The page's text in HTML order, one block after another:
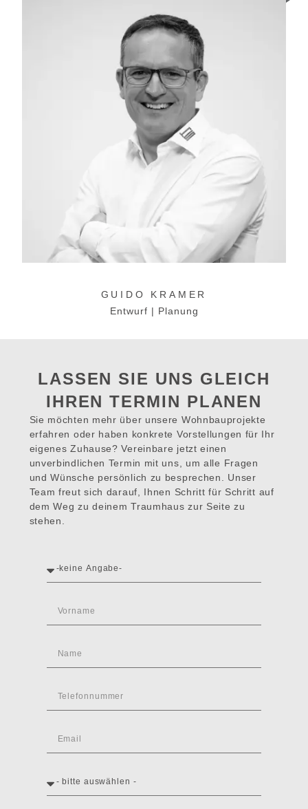
GUIDO KRAMER
Entwurf | Planung
LASSEN SIE UNS GLEICH
IHREN TERMIN PLANEN
Sie möchten mehr über unsere Wohnbauprojekte
erfahren oder haben konkrete Vorstellungen für Ihr
eigenes Zuhause? Vereinbare jetzt einen
unverbindlichen Termin mit uns, um alle Fragen
und Wünsche persönlich zu besprechen. Unser
Team freut sich darauf, Ihnen Schritt für Schritt auf
dem Weg zu deinem Traumhaus zur Seite zu
stehen.